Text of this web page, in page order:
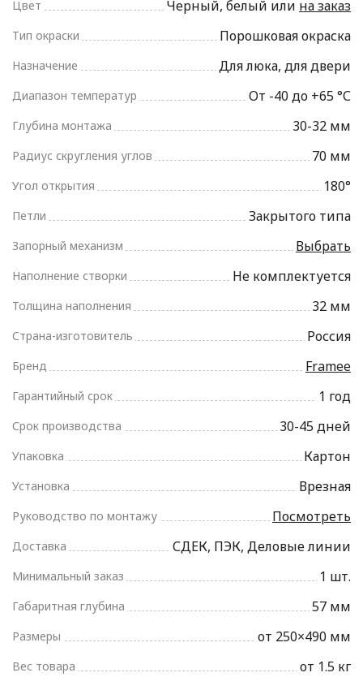
Цвет Черный, белый или на заказ
Тип окраски Порошковая окраска
Назначение Для люка, для двери
Диапазон температур От -40 до +65 °С
Глубина монтажа 30-32 мм
Радиус скругления углов 70 мм
Угол открытия 180°
Петли Закрытого типа
Запорный механизм Выбрать
Наполнение створки Не комплектуется
Толщина наполнения 32 мм
Страна-изготовитель Россия
Бренд Framee
Гарантийный срок 1 год
Срок производства 30-45 дней
Упаковка Картон
Установка Врезная
Руководство по монтажу Посмотреть
Доставка СДЕК, ПЭК, Деловые линии
Минимальный заказ 1 шт.
Габаритная глубина 57 мм
Размеры от 250×490 мм
Вес товара от 1.5 кг